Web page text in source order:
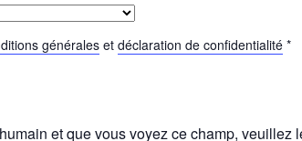
générales et déclaration de confidentialité *
et que vous voyez ce champ, veuillez